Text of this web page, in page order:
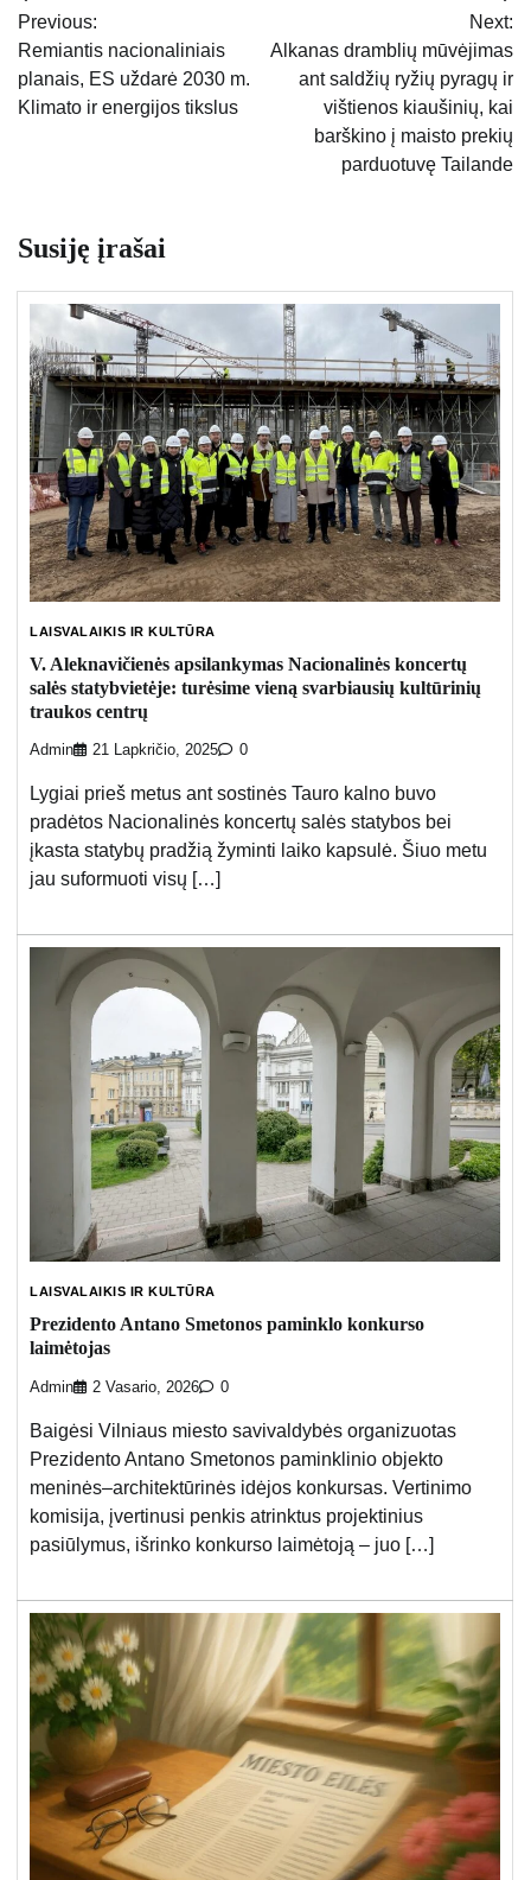
tarp
įrašų
Previous:
Remiantis nacionaliniais
planais, ES uždarė 2030 m.
Klimato ir energijos tikslus
Next:
Alkanas dramblių mūvėjimas
ant saldžių ryžių pyragų ir
vištienos kiaušinių, kai
barškino į maisto prekių
parduotuvę Tailande
Susiję įrašai
LAISVALAIKIS IR KULTŪRA
V. Aleknavičienės apsilankymas Nacionalinės koncertų
salės statybvietėje: turėsime vieną svarbiausių kultūrinių
traukos centrų
Admin 21 Lapkričio, 2025 0
Lygiai prieš metus ant sostinės Tauro kalno buvo
pradėtos Nacionalinės koncertų salės statybos bei
įkasta statybų pradžią žyminti laiko kapsulė. Šiuo metu
jau suformuoti visų […]
LAISVALAIKIS IR KULTŪRA
Prezidento Antano Smetonos paminklo konkurso
laimėtojas
Admin 2 Vasario, 2026 0
Baigėsi Vilniaus miesto savivaldybės organizuotas
Prezidento Antano Smetonos paminklinio objekto
meninės–architektūrinės idėjos konkursas. Vertinimo
komisija, įvertinusi penkis atrinktus projektinius
pasiūlymus, išrinko konkurso laimėtoją – juo […]